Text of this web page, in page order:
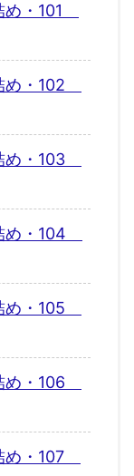
め・101
め・102
め・103
め・104
め・105
め・106
め・107